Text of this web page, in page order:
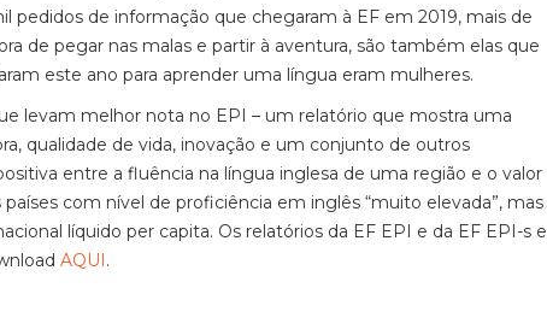
pedidos de informação que chegaram à EF em 2019, mais de
de pegar nas malas e partir à aventura, são também elas que
este ano para aprender uma língua eram mulheres.
levam melhor nota no EPI – um relatório que mostra uma
qualidade de vida, inovação e um conjunto de outros
entre a fluência na língua inglesa de uma região e o valor
com nível de proficiência em inglês “muito elevada”, mas
líquido per capita. Os relatórios da EF EPI e da EF EPI-s e
AQUI.